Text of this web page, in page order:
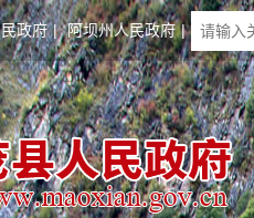
政府 | 阿坝州人民政府 |